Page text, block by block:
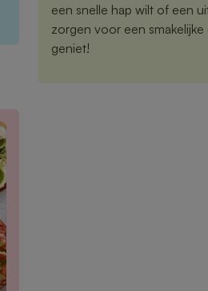
een snelle hap wilt of een
zorgen voor een
geniet!